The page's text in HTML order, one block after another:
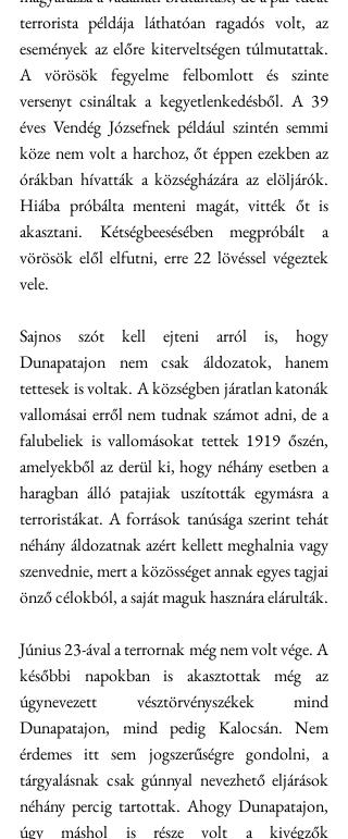
terrorista példája láthatóan ragadós volt, az
események az előre kiterveltségen túlmutattak.
A vörösök fegyelme felbomlott és szinte
versenyt csináltak a kegyetlenkedésből. A 39
éves Vendég Józsefnek például szintén semmi
köze nem volt a harchoz, őt éppen ezekben az
órákban hívatták a községházára az elöljárók.
Hiába próbálta menteni magát, vitték őt is
akasztani. Kétségbeesésében megpróbált a
vörösök elől elfutni, erre 22 lövéssel végeztek
vele.
Sajnos szót kell ejteni arról is, hogy
Dunapatajon nem csak áldozatok, hanem
tettesek is voltak. A községben járatlan katonák
vallomásai erről nem tudnak számot adni, de a
falubeliek is vallomásokat tettek 1919 őszén,
amelyekből az derül ki, hogy néhány esetben a
haragban álló patajiak uszították egymásra a
terroristákat. A források tanúsága szerint tehát
néhány áldozatnak azért kellett meghalnia vagy
szenvednie, mert a közösséget annak egyes tagjai
önző célokból, a saját maguk hasznára elárulták.
Június 23-ával a terrornak még nem volt vége. A
későbbi napokban is akasztottak még az
úgynevezett vésztörvényszékek mind
Dunapatajon, mind pedig Kalocsán. Nem
érdemes itt sem jogszerűségre gondolni, a
tárgyalásnak csak gúnnyal nevezhető eljárások
néhány percig tartottak. Ahogy Dunapatajon,
úgy máshol is része volt a kivégzők